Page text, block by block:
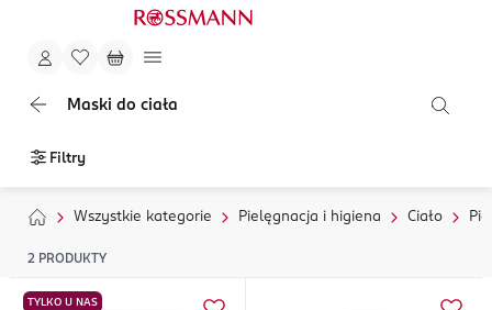
Maski do ciała
Filtry
Wszystkie kategorie Pielęgnacja i higiena Ciało
2 PRODUKTY
TYLKO U NAS